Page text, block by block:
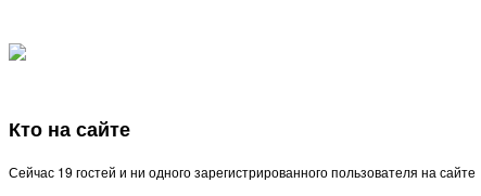
Кто на сайте
Сейчас 19 гостей и ни одного зарегистрированного пользователя на сайте